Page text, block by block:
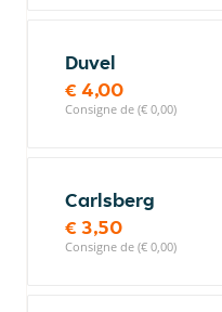
Duvel
€ 4,00
Consigne de (€ 0,00)
Carlsberg
€ 3,50
Consigne de (€ 0,00)